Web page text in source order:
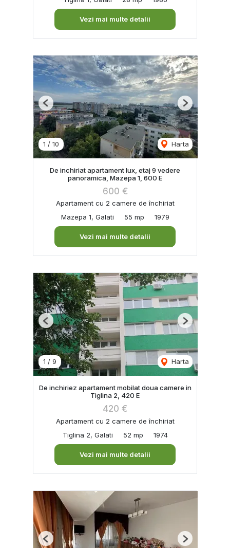
Vezi mai multe detalii
1 / 10 Harta
Previous Next
De inchiriat apartament lux, etaj 9 vedere
panoramica, Mazepa 1, 600 E
600 €
Apartament cu 2 camere de închiriat
Mazepa 1, Galati
55 mp 1979
Vezi mai multe detalii
1 / 9 Harta
Previous Next
De inchiriez apartament mobilat doua camere in
Tiglina 2, 420 E
420 €
Apartament cu 2 camere de închiriat
Tiglina 2, Galati
52 mp 1974
Vezi mai multe detalii
Previous Next